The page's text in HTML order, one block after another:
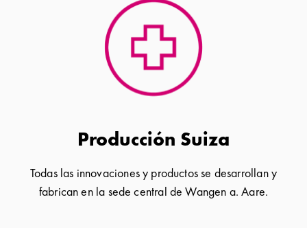
Producción Suiza
Todas las innovaciones y productos se desarrollan y
fabrican en la sede central de Wangen a. Aare.